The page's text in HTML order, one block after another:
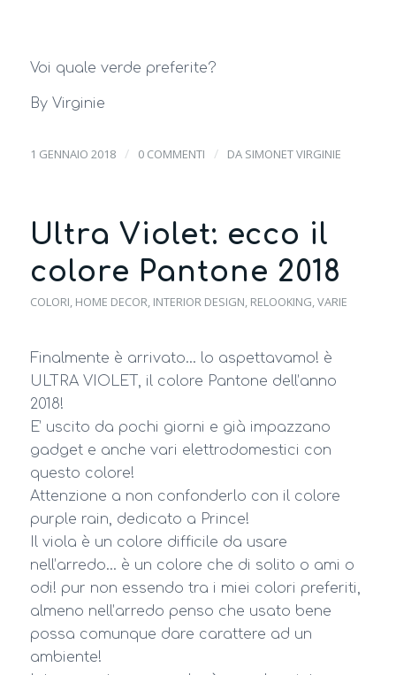
Voi quale verde preferite?
By Virginie
1 GENNAIO 2018 / 0 COMMENTI / DA SIMONET VIRGINIE
Ultra Violet: ecco il
colore Pantone 2018
COLORI HOME DECOR INTERIOR DESIGN RELOOKING VARIE
Finalmente è arrivato… lo aspettavamo! è
ULTRA VIOLET, il colore Pantone dell’anno
2018!
E’ uscito da pochi giorni e già impazzano
gadget e anche vari elettrodomestici con
questo colore!
Attenzione a non confonderlo con il colore
purple rain, dedicato a Prince!
Il viola è un colore difficile da usare
nell’arredo… è un colore che di solito o ami o
odi! pur non essendo tra i miei colori preferiti,
almeno nell’arredo penso che usato bene
possa comunque dare carattere ad un
ambiente!